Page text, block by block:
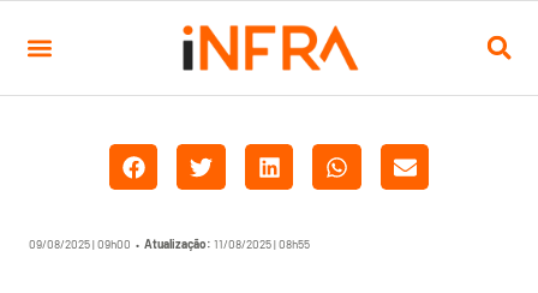
09/08/2025 | 09h00 • Atualização: 11/08/2025 | 08h55